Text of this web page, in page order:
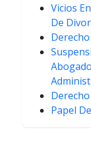
Vicios
De
Papel